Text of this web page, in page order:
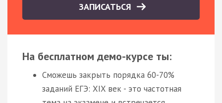
ЗАПИСАТЬСЯ
На бесплатном демо-курсе ты:
Сможешь закрыть порядка 60-70%
заданий ЕГЭ: XIX век - это частотная